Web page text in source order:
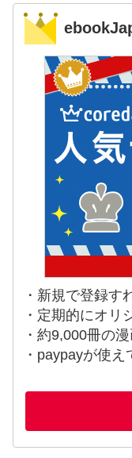
・新規で登録す
・定期的にオリ
・約9,000冊の
・paypayが使え